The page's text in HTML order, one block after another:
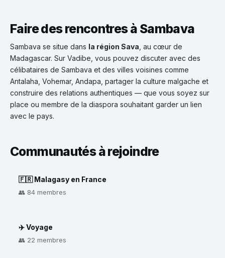
Faire des rencontres à Sambava
Sambava se situe dans la région Sava , au cœur de
Madagascar. Sur Vadibe, vous pouvez discuter avec des
célibataires de Sambava et des villes voisines comme
Antalaha, Vohemar, Andapa, partager la culture malgache et
construire des relations authentiques — que vous soyez sur
place ou membre de la diaspora souhaitant garder un lien
avec le pays.
Communautés à rejoindre
🇫🇷 Malagasy en France
👥 84 membres
✈️ Voyage
👥 22 membres